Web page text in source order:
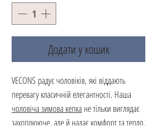
Додати у кошик
VECONS радує чоловіків, які віддають
перевагу класичній елегантності. Наша
чоловіча зимова кепка не тільки виглядає
захоплююче, але й надає комфорт та тепло.